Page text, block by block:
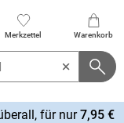
Merkzettel Warenkorb
für nur7,95 €